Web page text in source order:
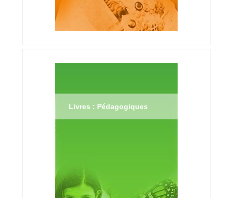
Livres : Pédagogiques